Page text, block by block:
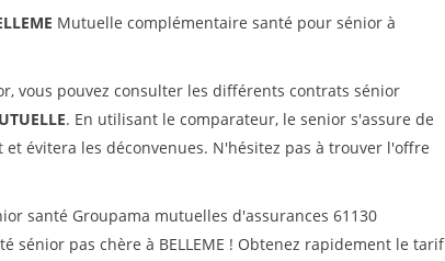
Mutuelle complémentaire santé pour sénior à
vous pouvez consulter les différents contrats sénior
. En utilisant le comparateur, le senior s'assure de
et évitera les déconvenues. N'hésitez pas à trouver l'offre
santé Groupama mutuelles d'assurances 61130
sénior pas chère à BELLEME ! Obtenez rapidement le tarif